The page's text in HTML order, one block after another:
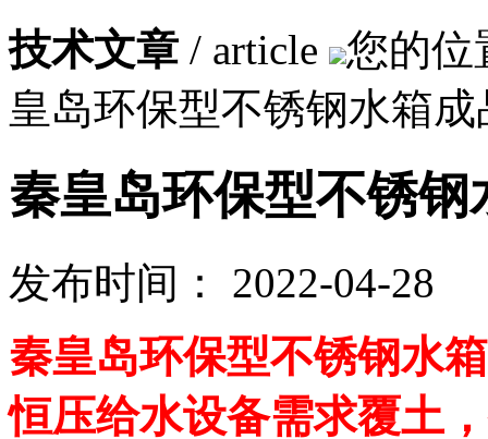
技术文章 / article
您的位
皇岛环保型不锈钢水箱成
秦皇岛环保型不锈钢
发布时间： 2022-04-
秦皇岛环保型不锈钢水
恒压给水设备需求覆土